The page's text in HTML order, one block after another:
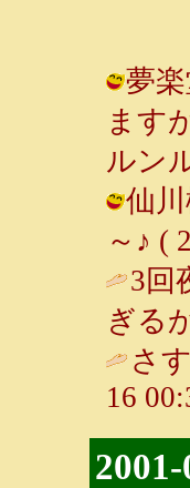
夢
ます
ルン
仙
～♪ (
3回
ぎる
さ
16